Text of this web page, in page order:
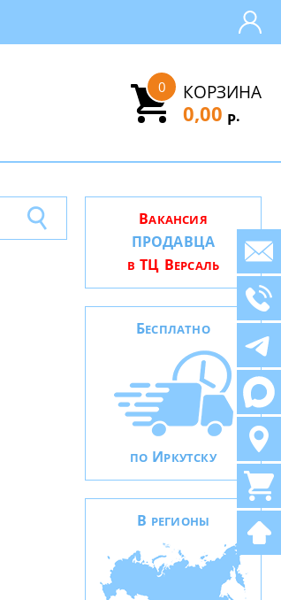
КОРЗИНА
0
0,00 Р.
ВАКАНСИЯ
ПРОДАВЦА
В ТЦ ВЕРСАЛЬ
БЕСПЛАТНО
ПО ИРКУТСКУ
В РЕГИОНЫ